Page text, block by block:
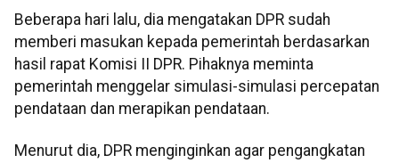
Beberapa hari lalu, dia mengatakan DPR sudah
memberi masukan kepada pemerintah berdasarkan
hasil rapat Komisi II DPR. Pihaknya meminta
pemerintah menggelar simulasi-simulasi percepatan
pendataan dan merapikan pendataan.
Menurut dia, DPR menginginkan agar pengangkatan